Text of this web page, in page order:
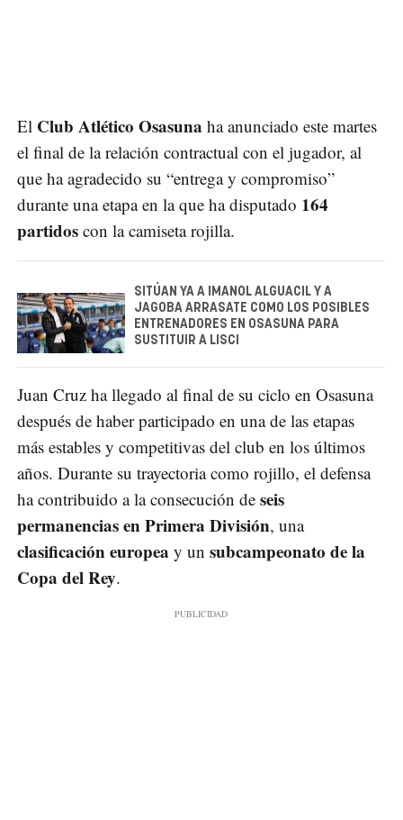
El Club Atlético Osasuna ha anunciado este martes
el final de la relación contractual con el jugador, al
que ha agradecido su “entrega y compromiso”
durante una etapa en la que ha disputado 164
partidos con la camiseta rojilla.
SITÚAN YA A IMANOL ALGUACIL Y A
JAGOBA ARRASATE COMO LOS POSIBLES
ENTRENADORES EN OSASUNA PARA
SUSTITUIR A LISCI
Juan Cruz ha llegado al final de su ciclo en Osasuna
después de haber participado en una de las etapas
más estables y competitivas del club en los últimos
años. Durante su trayectoria como rojillo, el defensa
ha contribuido a la consecución de seis
permanencias en Primera División, una
clasificación europea y un subcampeonato de la
Copa del Rey.